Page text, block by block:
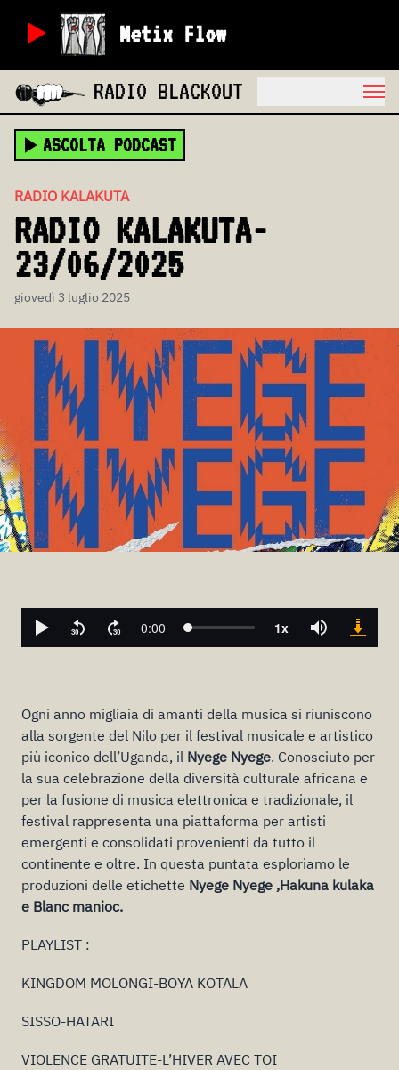
Metix Flow
RADIO BLACKOUT
ASCOLTA PODCAST
RADIO KALAKUTA
RADIO KALAKUTA-
23/06/2025
giovedì 3 luglio 2025
Ogni anno migliaia di amanti della musica si riuniscono
alla sorgente del Nilo per il festival musicale e artistico
più iconico dell’Uganda, il Nyege Nyege. Conosciuto per
la sua celebrazione della diversità culturale africana e
per la fusione di musica elettronica e tradizionale, il
festival rappresenta una piattaforma per artisti
emergenti e consolidati provenienti da tutto il
continente e oltre. In questa puntata esploriamo le
produzioni delle etichette Nyege Nyege ,Hakuna kulaka
e Blanc manioc.
PLAYLIST :
KINGDOM MOLONGI-BOYA KOTALA
SISSO-HATARI
VIOLENCE GRATUITE-L’HIVER AVEC TOI